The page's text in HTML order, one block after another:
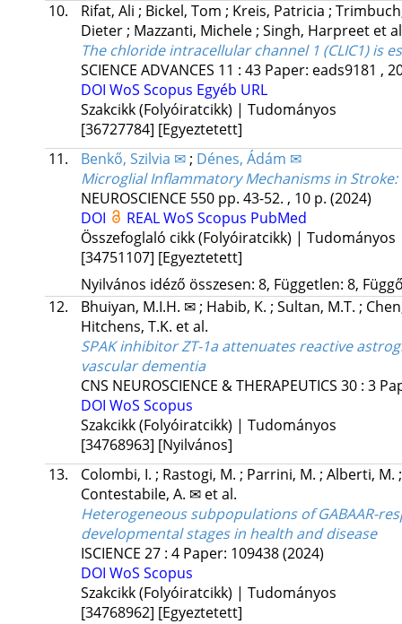
10.
Rifat, Ali ; Bickel, Tom ; Kreis, Patricia ;
Dieter; Mazzanti, Michele; Singh, Harpreet et
The chloride intracellular channel 1 (CLIC1)
SCIENCE ADVANCES 11 : 43 Paper: eads9181 ,
DOI WoS Scopus Egyéb URL
Szakcikk (Folyóiratcikk) | Tudományos
[36727784] [Egyeztetett]
11.
Benkő, Szilvia ✉; Dénes, Ádám ✉
Microglial Inflammatory Mechanisms in Stroke:
NEUROSCIENCE 550 pp. 43-52. , 10 p. (2024)
DOI
REALWoS Scopus PubMed
Összefoglaló cikk (Folyóiratcikk) | Tudományos
[34751107] [Egyeztetett]
Nyilvános idéző összesen: 8, Független: 8,
12.
Bhuiyan, M.I.H. ✉; Habib, K. ; Sultan, M.T. ;
Hitchens, T.K. et al.
SPAK inhibitor ZT-1a attenuates reactive
vascular dementia
CNS NEUROSCIENCE & THERAPEUTICS 30: 3
DOI WoS Scopus
Szakcikk (Folyóiratcikk) | Tudományos
[34768963] [Nyilvános]
13.
Colombi, I. ; Rastogi, M. ; Parrini, M. ; Alberti, M.
Contestabile, A. ✉ et al.
Heterogeneous subpopulations of GABAAR-
developmental stages in health and disease
ISCIENCE 27: 4 Paper: 109438(2024)
DOI WoS Scopus
Szakcikk (Folyóiratcikk) | Tudományos
[34768962] [Egyeztetett]